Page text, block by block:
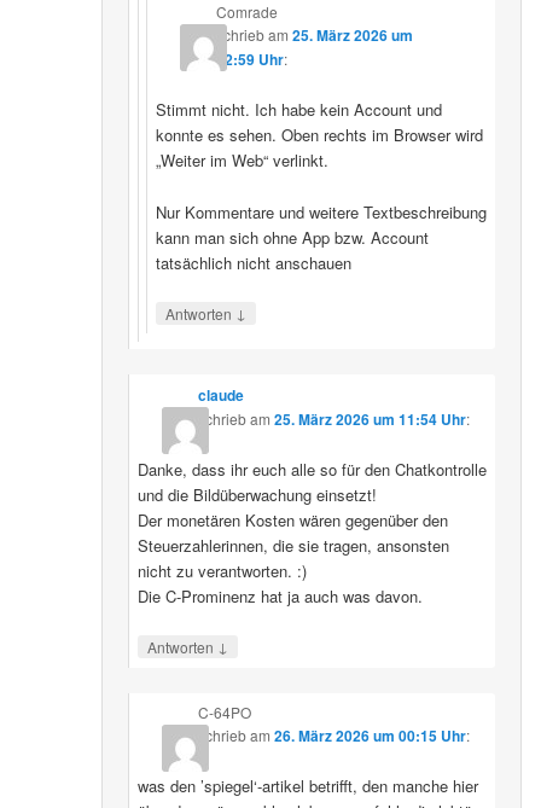
Comrade
schriebam 25. März 2026 um
12:59 Uhr:
Stimmt nicht. Ich habe kein Account und
konnte es sehen. Oben rechts im Browser wird
„Weiter im Web“ verlinkt.
Nur Kommentare und weitere Textbeschreibung
kann man sich ohne App bzw. Account
tatsächlich nicht anschauen
Antworten ↓
claude
schriebam 25. März 2026 um 11:54 Uhr:
Danke, dass ihr euch alle so für den Chatkontrolle
und die Bildüberwachung einsetzt!
Der monetären Kosten wären gegenüber den
Steuerzahlerinnen, die sie tragen, ansonsten
nicht zu verantworten. :)
Die C-Prominenz hat ja auch was davon.
Antworten ↓
C-64PO
schriebam 26. März 2026 um 00:15 Uhr:
was den ’spiegel‘-artikel betrifft, den manche hier